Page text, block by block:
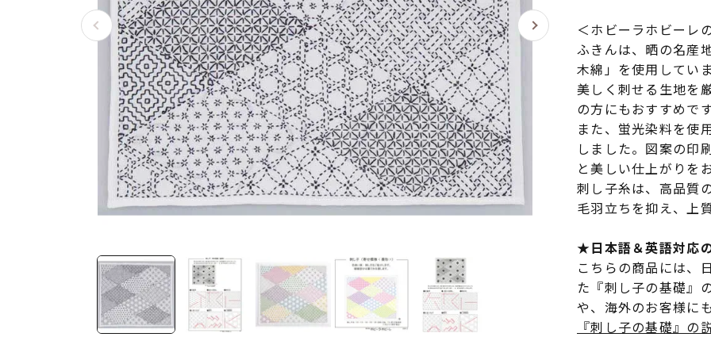
＜ホビーラホビーレ
ふきんは、晒の名産
木綿」を使用してい
美しく刺せる生地を
の方にもおすすめです
また、蛍光染料を使
しました。図案の印
と美しい仕上がりを
刺し子糸は、高品質
毛羽立ちを抑え、上
★日本語＆英語対応
こちらの商品には、
た『刺し子の基礎』
や、海外のお客様に
『刺し子の基礎』の